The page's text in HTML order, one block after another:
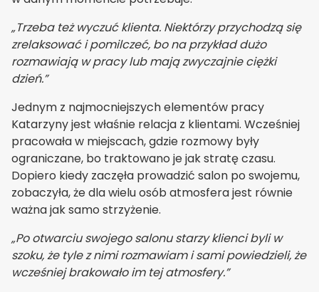
„Trzeba też wyczuć klienta. Niektórzy przychodzą się
zrelaksować i pomilczeć, bo na przykład dużo
rozmawiają w pracy lub mają zwyczajnie ciężki
dzień.”
Jednym z najmocniejszych elementów pracy
Katarzyny jest właśnie relacja z klientami. Wcześniej
pracowała w miejscach, gdzie rozmowy były
ograniczane, bo traktowano je jak stratę czasu.
Dopiero kiedy zaczęła prowadzić salon po swojemu,
zobaczyła, że dla wielu osób atmosfera jest równie
ważna jak samo strzyżenie.
„Po otwarciu swojego salonu starzy klienci byli w
szoku, że tyle z nimi rozmawiam i sami powiedzieli, że
wcześniej brakowało im tej atmosfery.”